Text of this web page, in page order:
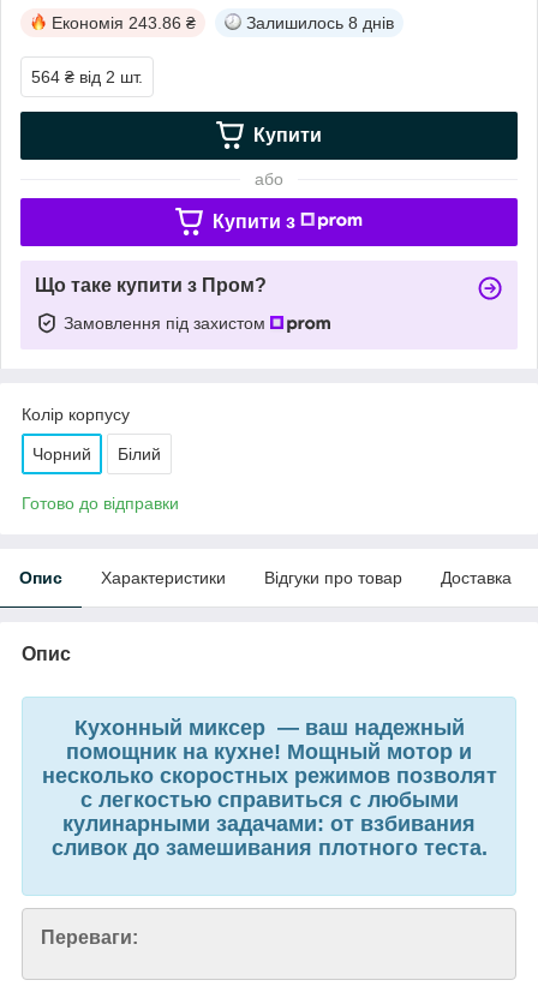
Економія 243.86 ₴ Залишилось 8 днів
564 ₴ від 2 шт.
Купити
або
Купити з
Що таке купити з Пром?
Замовлення під захистом
Колір корпусу
Чорний Білий
Готово до відправки
Опис Характеристики Відгуки про товар Доставка
Опис
Кухонный миксер — ваш надежный
помощник на кухне! Мощный мотор и
несколько скоростных режимов позволят
с легкостью справиться с любыми
кулинарными задачами: от взбивания
сливок до замешивания плотного теста.
Переваги: